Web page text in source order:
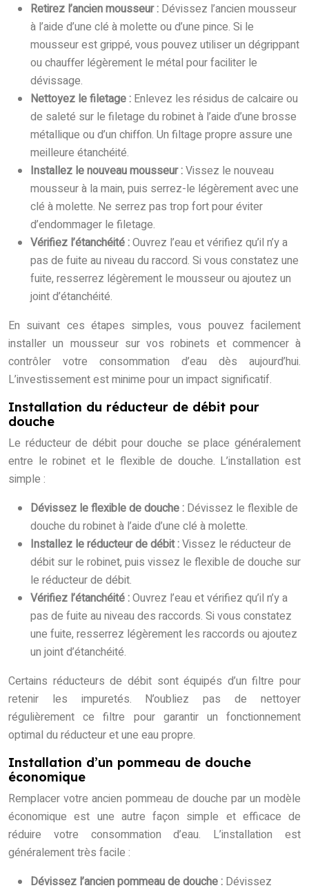
Retirez l’ancien mousseur : Dévissez l’ancien mousseur
à l’aide d’une clé à molette ou d’une pince. Si le
mousseur est grippé, vous pouvez utiliser un dégrippant
ou chauffer légèrement le métal pour faciliter le
dévissage.
Nettoyez le filetage : Enlevez les résidus de calcaire ou
de saleté sur le filetage du robinet à l’aide d’une brosse
métallique ou d’un chiffon. Un filtage propre assure une
meilleure étanchéité.
Installez le nouveau mousseur :Vissez le nouveau
mousseur à la main, puis serrez-le légèrement avec une
clé à molette. Ne serrez pas trop fort pour éviter
d’endommager le filetage.
Vérifiez l’étanchéité :Ouvrez l’eau et vérifiez qu’il n’y a
pas de fuite au niveau du raccord. Si vous constatez une
fuite, resserrez légèrement le mousseur ou ajoutez un
joint d’étanchéité.
En suivant ces étapes simples, vous pouvez facilement
installer un mousseur sur vos robinets et commencer à
contrôler votre consommation d’eau dès aujourd’hui.
L’investissement est minime pour un impact significatif.
Installation du réducteur de débit pour
douche
Le réducteur de débit pour douche se place généralement
entre le robinet et le flexible de douche. L’installation est
simple :
Dévissez le flexible de douche : Dévissez le flexible de
douche du robinet à l’aide d’une clé à molette.
Installez le réducteur de débit :Vissez le réducteur de
débit sur le robinet, puis vissez le flexible de douche sur
le réducteur de débit.
Vérifiez l’étanchéité :Ouvrez l’eau et vérifiez qu’il n’y a
pas de fuite au niveau des raccords. Si vous constatez
une fuite, resserrez légèrement les raccords ou ajoutez
un joint d’étanchéité.
Certains réducteurs de débit sont équipés d’un filtre pour
retenir les impuretés. N’oubliez pas de nettoyer
régulièrement ce filtre pour garantir un fonctionnement
optimal du réducteur et une eau propre.
Installation d’un pommeau de douche
économique
Remplacer votre ancien pommeau de douche par un modèle
économique est une autre façon simple et efficace de
réduire votre consommation d’eau. L’installation est
généralement très facile :
Dévissez l’ancien pommeau de douche : Dévissez